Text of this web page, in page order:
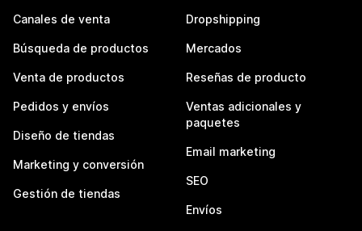
Canales de venta
Búsqueda de productos
Venta de productos
Pedidos y envíos
Diseño de tiendas
Marketing y conversión
Gestión de tiendas
Dropshipping
Mercados
Reseñas de producto
Ventas adicionales y
paquetes
Email marketing
SEO
Envíos